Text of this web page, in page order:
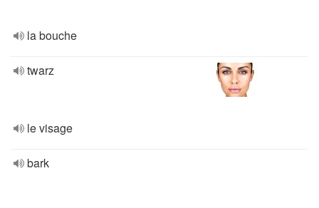
la bouche
twarz
le visage
bark